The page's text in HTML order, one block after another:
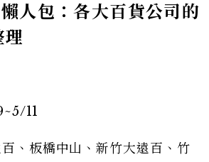
人包：各大百貨公司的
理
11
、板橋中山、新竹大遠百、竹